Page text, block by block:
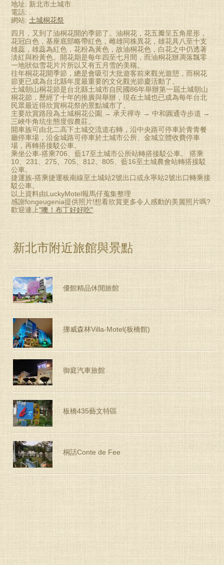
地址: 新北市土城市.
電話: .
網站:土城桐花祭
四月，又到了油桐花開的季節了。油桐花，花五瓣呈五角星形，
花冠白色，基座底部略帶紅色，雌雄同株異花，雄花具八至十支
雄蕊，雄蕊為紅色，花粉為黃色，故油桐花色，白花之中仍透著
淡紅與粉黃色。開花期是每年四至七月間，而油桐花辦凋落飄零
一地狀似雪花片片所以又有五月雪的美稱。
往年桐花花開季節，總是會吸引大批遊客前來觀光遊憩，而桐花
節更已成為台北縣年度最重要的文化觀光節慶活動了。
土城朝山桐花節是台北縣土城市自民國86年舉辦第一屆土城朝山
桐花節，歷經了十年的推廣與舉辦，現在土城也已成為每年台北
民眾最近得欣賞桐花祭的景點城市了。
主要欣賞路段為土城桐花公園 → 承天禪寺 → 中和圓通寺步道 →
三峽牛角坑生態度假農莊。
開車族可由北二高下土城交流道右轉，沿中央路可停車於青青餐
廳停車場，沿金城路可停車於土城市公所、金城立體收費停車
場，再轉搭接駁公車。
乘坐公車-搭乘706、藍17至土城市公所站轉搭接駁公車。 搭乘
10、231、275、705、812、805、藍16至土城農會站轉搭接駁
公車。
捷運族-搭乘捷運板南線至土城站2號出口或永寧站2號出口轉乘接
駁公車。
以上資料由LuckyMotel報馬仔蒐集整理
感謝fongeugenia提供照片!想看欣賞更多令人感動的美麗照片嗎?
歡迎連上"噢！布丁好好吃"
新北市附近旅館與景點
優館精品休閒旅館
挪威森林Villa-Motel(板橋館)
御庭汽車旅館
板橋435藝文特區
桐話Conte de Fee